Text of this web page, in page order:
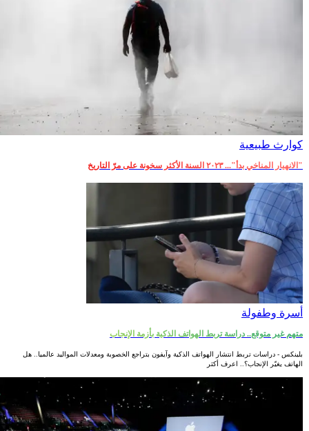
كوارث طبيعية
"الانهيار المناخي بدأ"... ٢٠٢٣ السنة الأكثر سخونة على مرّ التاريخ
أسرة وطفولة
متهم غير متوقع.. دراسة تربط الهواتف الذكية بأزمة الإنجاب
بلينكس - دراسات تربط انتشار الهواتف الذكية وآيفون بتراجع الخصوبة ومعدلات المواليد عالميا.. هل
الهاتف يغيّر الإنجاب؟.. اعرف أكثر